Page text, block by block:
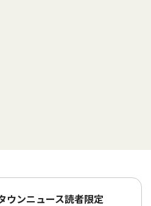
ウンニュース読者限定